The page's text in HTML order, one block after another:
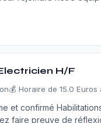
H/F
💰 Horaire de 15.0 Euros
et confirmé
faire preuve de